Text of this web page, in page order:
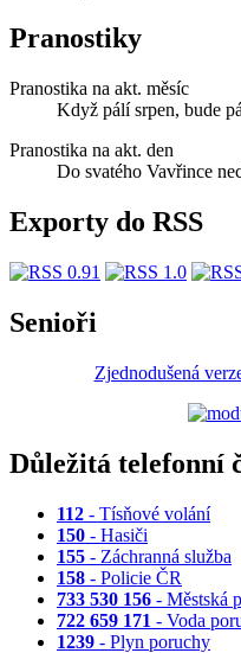
Pranostiky
Pranostika na akt. měsíc
Když pálí srpen, bude
Pranostika na akt. den
Do svatého Vavřince
Exporty do RSS
Senioři
Zjednodušená
Důležitá telefonní
112 - Tísňové volání
150 - Hasiči
155 - Záchranná služba
158 - Policie ČR
733 530 156 - Městská
722 659 171 - Voda
1239 - Plyn poruchy